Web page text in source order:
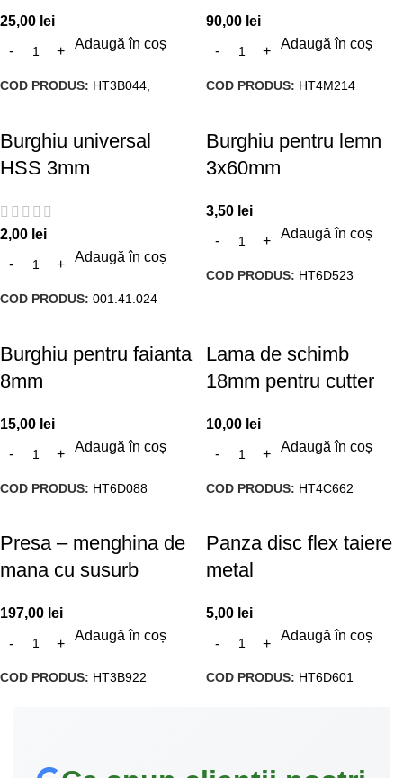
25,00 lei
Adaugă în coș
COD PRODUS: HT3B044,
90,00 lei
Adaugă în coș
COD PRODUS: HT4M214
Burghiu universal
HSS 3mm
2,00 lei
Adaugă în coș
COD PRODUS: 001.41.024
Burghiu pentru lemn
3x60mm
3,50 lei
Adaugă în coș
COD PRODUS: HT6D523
Burghiu pentru faianta
8mm
15,00 lei
Adaugă în coș
COD PRODUS: HT6D088
Lama de schimb
18mm pentru cutter
10,00 lei
Adaugă în coș
COD PRODUS: HT4C662
Presa – menghina de
mana cu susurb
197,00 lei
Adaugă în coș
COD PRODUS: HT3B922
Panza disc flex taiere
metal
5,00 lei
Adaugă în coș
COD PRODUS: HT6D601